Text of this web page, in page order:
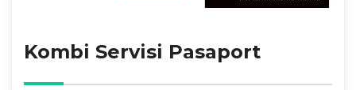
Kombi Servisi Pasaport